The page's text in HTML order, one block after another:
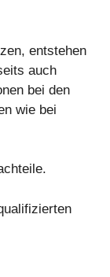
entstehen
auch
bei den
wie bei